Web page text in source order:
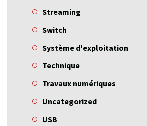
Streaming
Switch
Système d'exploitation
Technique
Travaux numériques
Uncategorized
USB